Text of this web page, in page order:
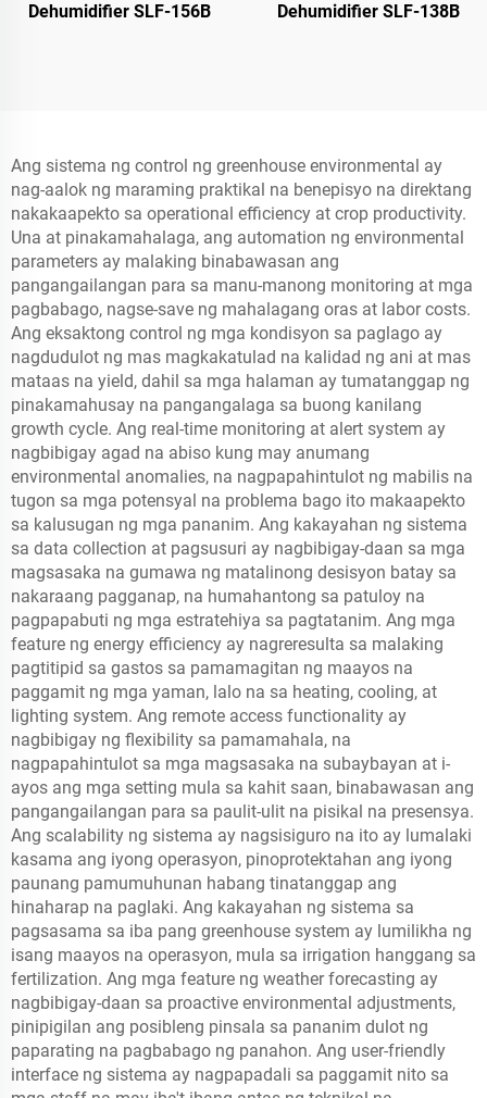
Dehumidifier SLF-156B Dehumidifier SLF-138B
Ang sistema ng control ng greenhouse environmental ay
nag-aalok ng maraming praktikal na benepisyo na direktang
nakakaapekto sa operational efficiency at crop productivity.
Una at pinakamahalaga, ang automation ng environmental
parameters ay malaking binabawasan ang
pangangailangan para sa manu-manong monitoring at mga
pagbabago, nagse-save ng mahalagang oras at labor costs.
Ang eksaktong control ng mga kondisyon sa paglago ay
nagdudulot ng mas magkakatulad na kalidad ng ani at mas
mataas na yield, dahil sa mga halaman ay tumatanggap ng
pinakamahusay na pangangalaga sa buong kanilang
growth cycle. Ang real-time monitoring at alert system ay
nagbibigay agad na abiso kung may anumang
environmental anomalies, na nagpapahintulot ng mabilis na
tugon sa mga potensyal na problema bago ito makaapekto
sa kalusugan ng mga pananim. Ang kakayahan ng sistema
sa data collection at pagsusuri ay nagbibigay-daan sa mga
magsasaka na gumawa ng matalinong desisyon batay sa
nakaraang pagganap, na humahantong sa patuloy na
pagpapabuti ng mga estratehiya sa pagtatanim. Ang mga
feature ng energy efficiency ay nagreresulta sa malaking
pagtitipid sa gastos sa pamamagitan ng maayos na
paggamit ng mga yaman, lalo na sa heating, cooling, at
lighting system. Ang remote access functionality ay
nagbibigay ng flexibility sa pamamahala, na
nagpapahintulot sa mga magsasaka na subaybayan at i-
ayos ang mga setting mula sa kahit saan, binabawasan ang
pangangailangan para sa paulit-ulit na pisikal na presensya.
Ang scalability ng sistema ay nagsisiguro na ito ay lumalaki
kasama ang iyong operasyon, pinoprotektahan ang iyong
paunang pamumuhunan habang tinatanggap ang
hinaharap na paglaki. Ang kakayahan ng sistema sa
pagsasama sa iba pang greenhouse system ay lumilikha ng
isang maayos na operasyon, mula sa irrigation hanggang sa
fertilization. Ang mga feature ng weather forecasting ay
nagbibigay-daan sa proactive environmental adjustments,
pinipigilan ang posibleng pinsala sa pananim dulot ng
paparating na pagbabago ng panahon. Ang user-friendly
interface ng sistema ay nagpapadali sa paggamit nito sa